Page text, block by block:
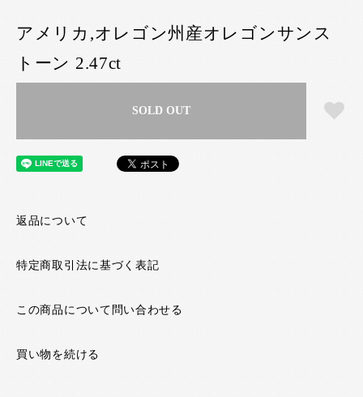
アメリカ,オレゴン州産オレゴンサンス
トーン 2.47ct
SOLD OUT
返品について
特定商取引法に基づく表記
この商品について問い合わせる
買い物を続ける